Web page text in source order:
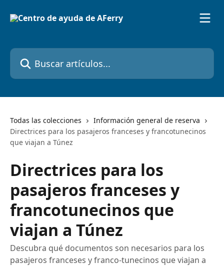
Buscar artículos...
Todas las colecciones
Información general de reserva
Directrices para los pasajeros franceses y francotunecinos
que viajan a Túnez
Directrices para los
pasajeros franceses y
francotunecinos que
viajan a Túnez
Descubra qué documentos son necesarios para los
pasajeros franceses y franco-tunecinos que viajan a